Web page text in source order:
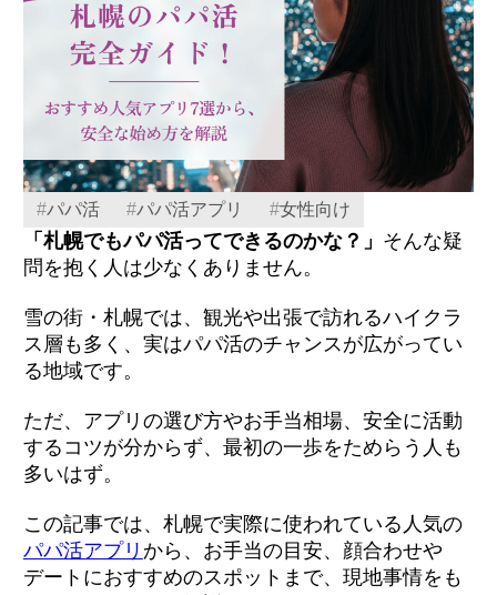
#パパ活 #パパ活アプリ #女性向け
「札幌でもパパ活ってできるのかな？」 そんな疑
問を抱く人は少なくありません。
雪の街・札幌では、観光や出張で訪れるハイクラ
ス層も多く、実はパパ活のチャンスが広がってい
る地域です。
ただ、アプリの選び方やお手当相場、安全に活動
するコツが分からず、最初の一歩をためらう人も
多いはず。
この記事では、札幌で実際に使われている人気の
パパ活アプリ から、お手当の目安、顔合わせや
デートにおすすめのスポットまで、現地事情をも